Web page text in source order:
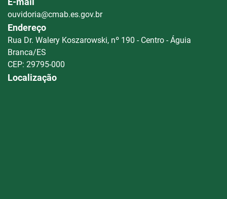
ouvidoria@cmab.es.gov.br
Endereço
Rua Dr. Walery Koszarowski, nº 190 - Centro - Águia
Branca/ES
CEP: 29795-000
Localização